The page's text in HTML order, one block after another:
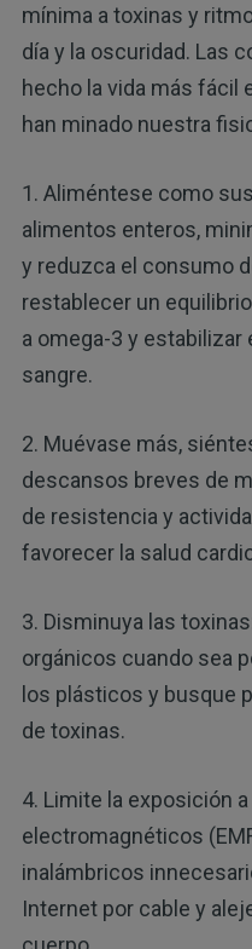
mínima a toxinas y
día y la oscuridad. Las
hecho la vida más fácil
han minado nuestra
1. Aliméntese como
alimentos enteros,
y reduzca el consumo
restablecer un
a omega-3 y estabilizar
sangre.
2. Muévase más,
descansos breves de
de resistencia y
favorecer la salud
3. Disminuya las
orgánicos cuando sea
los plásticos y busque
de toxinas.
4. Limite la exposición
electromagnéticos
inalámbricos
Internet por cable y